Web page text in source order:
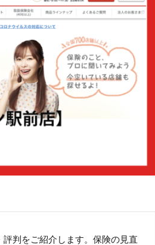
判をご紹介します。保険の見直